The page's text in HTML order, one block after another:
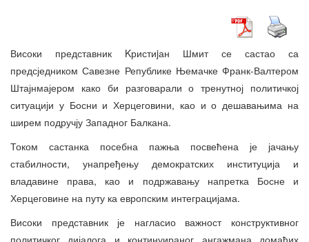
Високи представник Kристиjан Шмит се састао са
предсједником Савезне Републике Њемачке Франк-Валтером
Штајнмајером како би разговарали о тренутној политичкој
ситуацији у Босни и Херцеговини, као и о дешавањима на
ширем подручју Западног Балкана.
Током састанка посебна пажња посвећена је јачању
стабилности, унапређењу демократских институција и
владавине права, као и подржавању напретка Босне и
Херцеговине на путу ка европским интеграцијама.
Високи представник је нагласио важност конструктивног